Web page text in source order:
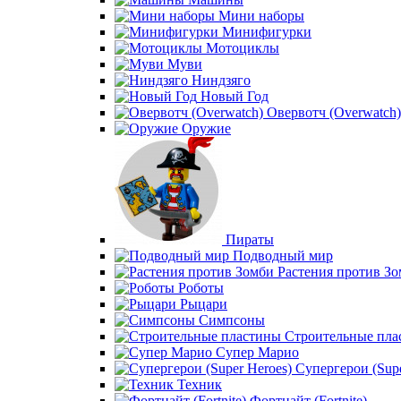
Мини наборы
Минифигурки
Мотоциклы
Муви
Ниндзяго
Новый Год
Овервотч (Overwatch)
Оружие
Пираты
Подводный мир
Растения против
Роботы
Рыцари
Симпсоны
Строительные
Супер Марио
Супергерои
Техник